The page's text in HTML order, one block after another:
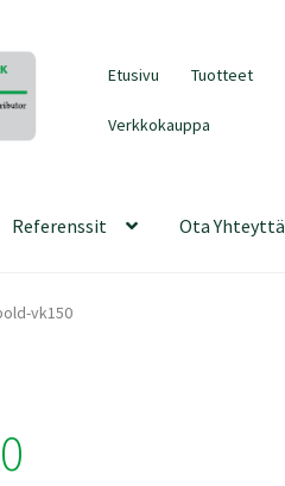
Etusivu Tuotteet
Verkkokauppa
Referenssit Ota Yhteyttä
vk150